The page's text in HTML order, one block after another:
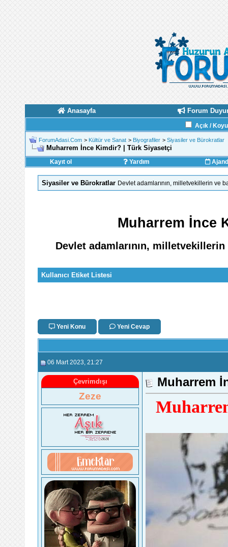
Anasayfa Forum
Açık /
ForumAdasi.Com > Kültür ve Sanat > Biyografiler > Siyasiler ve Bürokratlar
Muharrem İnce Kimdir? | Türk Siyasetçi
Kayıt ol Yardım
Siyasiler ve Bürokratlar Devlet adamlarının, milletvekillerin ve
Muharrem İnce
Devlet adamlarının, milletvekillerin
Kullanıcı Etiket Listesi
Yeni Konu Yeni Cevap
06 Mart 2023 , 21:27
Çevrimdışı
Zeze
Muharrem